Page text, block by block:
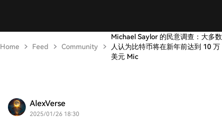
Home Feed Community
Michael Saylor 的民意调查：大多数
人认为比特币将在新年前达到 10 万
美元 Mic
AlexVerse
2025/01/26 18:30